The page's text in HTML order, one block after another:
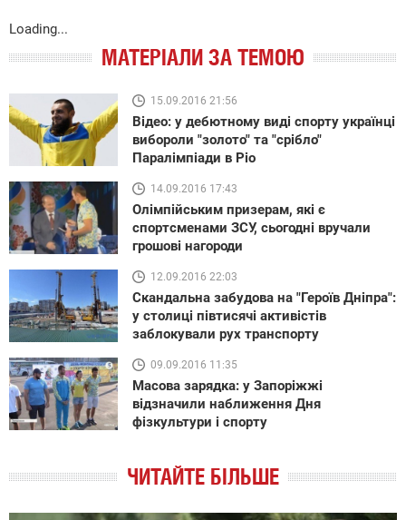
Loading...
МАТЕРІАЛИ ЗА ТЕМОЮ
15.09.2016 21:56
Відео: у дебютному виді спорту українці
вибороли "золото" та "срібло"
Паралімпіади в Ріо
14.09.2016 17:43
Олімпійським призерам, які є
спортсменами ЗСУ, сьогодні вручали
грошові нагороди
12.09.2016 22:03
Скандальна забудова на "Героїв Дніпра":
у столиці півтисячі активістів
заблокували рух транспорту
09.09.2016 11:35
Масова зарядка: у Запоріжжі
відзначили наближення Дня
фізкультури і спорту
ЧИТАЙТЕ БІЛЬШЕ